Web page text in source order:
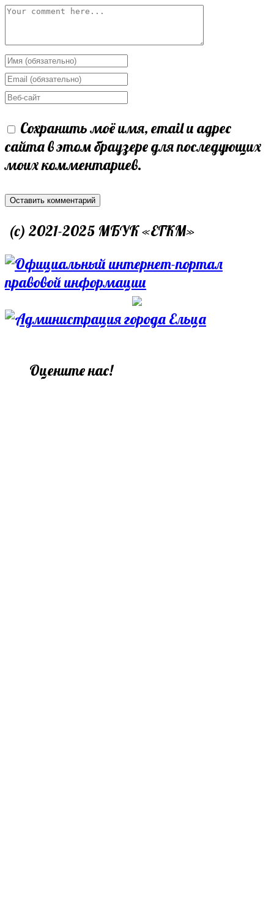
Comment
Enter
your
name
username
to
comment
Enter
your
address
to
comment
Enter
website
URL
(optional)
Сохранить моё имя, email и адрес
сайта в этом браузере для последующих
моих комментариев.
(c) 2021-2025 МБУК «ЕГКМ»
Оцените нас!